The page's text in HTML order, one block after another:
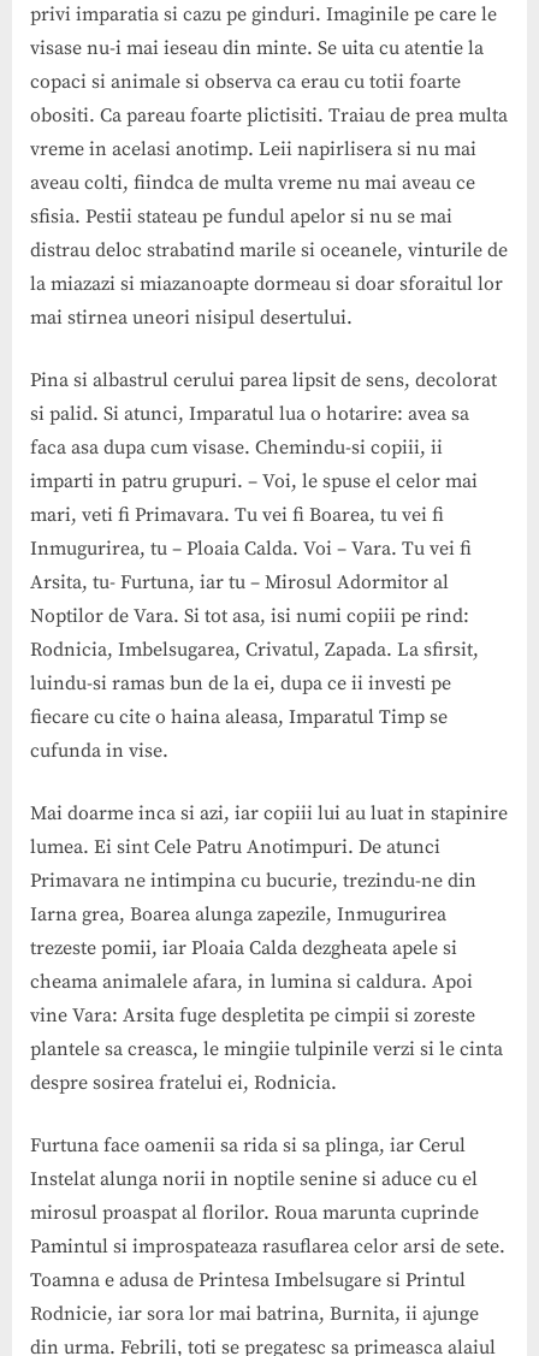
privi imparatia si cazu pe ginduri. Imaginile pe care le
visase nu-i mai ieseau din minte. Se uita cu atentie la
copaci si animale si observa ca erau cu totii foarte
obositi. Ca pareau foarte plictisiti. Traiau de prea multa
vreme in acelasi anotimp. Leii napirlisera si nu mai
aveau colti, fiindca de multa vreme nu mai aveau ce
sfisia. Pestii stateau pe fundul apelor si nu se mai
distrau deloc strabatind marile si oceanele, vinturile de
la miazazi si miazanoapte dormeau si doar sforaitul lor
mai stirnea uneori nisipul desertului.
Pina si albastrul cerului parea lipsit de sens, decolorat
si palid. Si atunci, Imparatul lua o hotarire: avea sa
faca asa dupa cum visase. Chemindu-si copiii, ii
imparti in patru grupuri. – Voi, le spuse el celor mai
mari, veti fi Primavara. Tu vei fi Boarea, tu vei fi
Inmugurirea, tu – Ploaia Calda. Voi – Vara. Tu vei fi
Arsita, tu- Furtuna, iar tu – Mirosul Adormitor al
Noptilor de Vara. Si tot asa, isi numi copiii pe rind:
Rodnicia, Imbelsugarea, Crivatul, Zapada. La sfirsit,
luindu-si ramas bun de la ei, dupa ce ii investi pe
fiecare cu cite o haina aleasa, Imparatul Timp se
cufunda in vise.
Mai doarme inca si azi, iar copiii lui au luat in stapinire
lumea. Ei sint Cele Patru Anotimpuri. De atunci
Primavara ne intimpina cu bucurie, trezindu-ne din
Iarna grea, Boarea alunga zapezile, Inmugurirea
trezeste pomii, iar Ploaia Calda dezgheata apele si
cheama animalele afara, in lumina si caldura. Apoi
vine Vara: Arsita fuge despletita pe cimpii si zoreste
plantele sa creasca, le mingiie tulpinile verzi si le cinta
despre sosirea fratelui ei, Rodnicia.
Furtuna face oamenii sa rida si sa plinga, iar Cerul
Instelat alunga norii in noptile senine si aduce cu el
mirosul proaspat al florilor. Roua marunta cuprinde
Pamintul si improspateaza rasuflarea celor arsi de sete.
Toamna e adusa de Printesa Imbelsugare si Printul
Rodnicie, iar sora lor mai batrina, Burnita, ii ajunge
din urma. Febrili, toti se pregatesc sa primeasca alaiul